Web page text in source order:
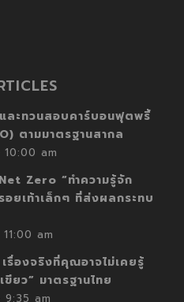
และทวนสอบคาร์บอนฟุตพริ้
ตามมาตรฐานสากล
am
Zero “ทำความรู้จัก
ยเท้าเล็กๆ ที่ส่งผลกระทบ
am
รื่องจริงที่คุณอาจไม่เคยรู้
ขียว” มาตรฐานไทย
am